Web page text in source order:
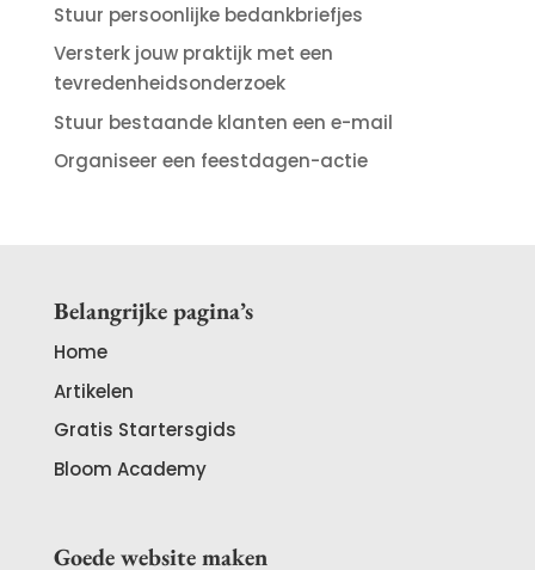
Stuur persoonlijke bedankbriefjes
Versterk jouw praktijk met een
tevredenheidsonderzoek
Stuur bestaande klanten een e-mail
Organiseer een feestdagen-actie
Belangrijke pagina’s
Home
Artikelen
Gratis Startersgids
Bloom Academy
Goede website maken